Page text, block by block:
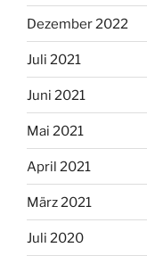
Dezember 2022
Juli 2021
Juni 2021
Mai 2021
April 2021
März 2021
Juli 2020